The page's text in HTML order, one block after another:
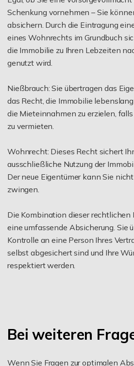
Schenkung vornehmen – Sie
absichern. Durch die Eintragung
eines Wohnrechts im Grundbuch
die Immobilie zu Ihren Lebzeiten
genutzt wird.
Nießbrauch: Sie übertragen das
das Recht, die Immobilie
die Mieteinnahmen zu erzielen,
zu vermieten.
Wohnrecht: Dieses Recht sichert
ausschließliche Nutzung der
Der neue Eigentümer kann Sie
zwingen.
Die Kombination dieser
eine umfassende Absicherung. Sie
Kontrolle an eine Person Ihres
selbst abgesichert sind und Ihre
respektiert werden.
Bei weiteren
Wenn Sie Fragen zur optimalen